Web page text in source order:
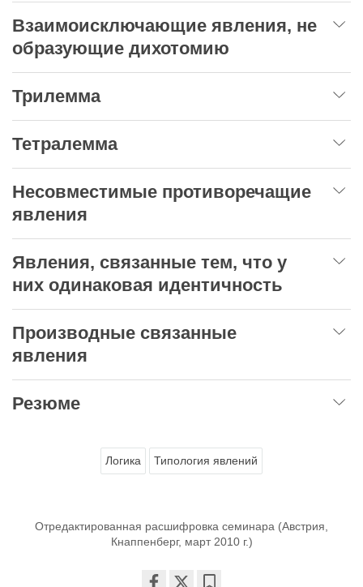
Взаимоисключающие явления, не
образующие дихотомию
Трилемма
Тетралемма
Несовместимые противоречащие
явления
Явления, связанные тем, что у
них одинаковая идентичность
Производные связанные
явления
Резюме
Логика Типология явлений
Отредактированная расшифровка семинара (Австрия,
Кнаппенберг, март 2010 г.)